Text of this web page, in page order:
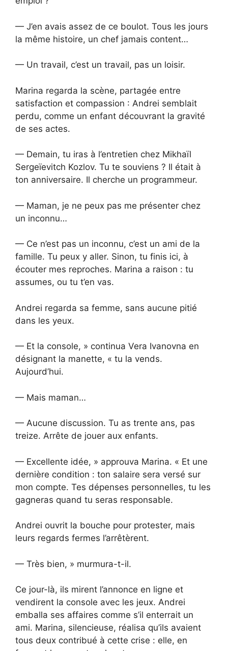
— J’en avais assez de ce boulot. Tous les jours
la même histoire, un chef jamais content…
— Un travail, c’est un travail, pas un loisir.
Marina regarda la scène, partagée entre
satisfaction et compassion : Andrei semblait
perdu, comme un enfant découvrant la gravité
de ses actes.
— Demain, tu iras à l’entretien chez Mikhaïl
Sergeïevitch Kozlov. Tu te souviens ? Il était à
ton anniversaire. Il cherche un programmeur.
— Maman, je ne peux pas me présenter chez
un inconnu…
— Ce n’est pas un inconnu, c’est un ami de la
famille. Tu peux y aller. Sinon, tu finis ici, à
écouter mes reproches. Marina a raison : tu
assumes, ou tu t’en vas.
Andrei regarda sa femme, sans aucune pitié
dans les yeux.
— Et la console, » continua Vera Ivanovna en
désignant la manette, « tu la vends.
Aujourd’hui.
— Mais maman…
— Aucune discussion. Tu as trente ans, pas
treize. Arrête de jouer aux enfants.
— Excellente idée, » approuva Marina. « Et une
dernière condition : ton salaire sera versé sur
mon compte. Tes dépenses personnelles, tu les
gagneras quand tu seras responsable.
Andrei ouvrit la bouche pour protester, mais
leurs regards fermes l’arrêtèrent.
— Très bien, » murmura-t-il.
Ce jour-là, ils mirent l’annonce en ligne et
vendirent la console avec les jeux. Andrei
emballa ses affaires comme s’il enterrait un
ami. Marina, silencieuse, réalisa qu’ils avaient
tous deux contribué à cette crise : elle, en